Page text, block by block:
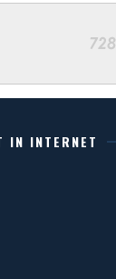
IN INTERNET